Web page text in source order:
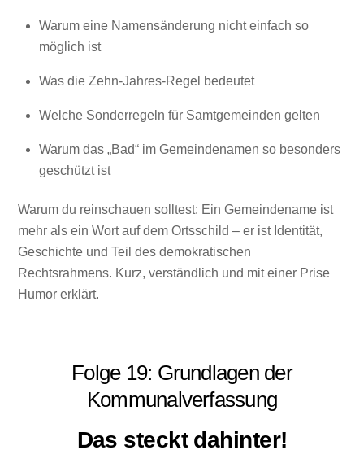
Warum eine Namensänderung nicht einfach so
möglich ist
Was die Zehn-Jahres-Regel bedeutet
Welche Sonderregeln für Samtgemeinden gelten
Warum das „Bad“ im Gemeindenamen so besonders
geschützt ist
Warum du reinschauen solltest: Ein Gemeindename ist
mehr als ein Wort auf dem Ortsschild – er ist Identität,
Geschichte und Teil des demokratischen
Rechtsrahmens. Kurz, verständlich und mit einer Prise
Humor erklärt.
Folge 19: Grundlagen der
Kommunalverfassung
Das steckt dahinter!